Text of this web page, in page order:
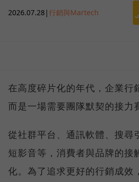
2026.07.28|行銷與Martech
在高度碎片化的年代，企業行
而是一場需要團隊默契的接力
從社群平台、通訊軟體、搜尋
短影音等，消費者與品牌的接
化。為了追求更好的行銷成效